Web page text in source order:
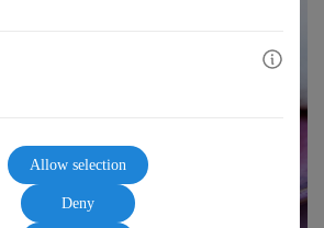
Allow selection
Deny